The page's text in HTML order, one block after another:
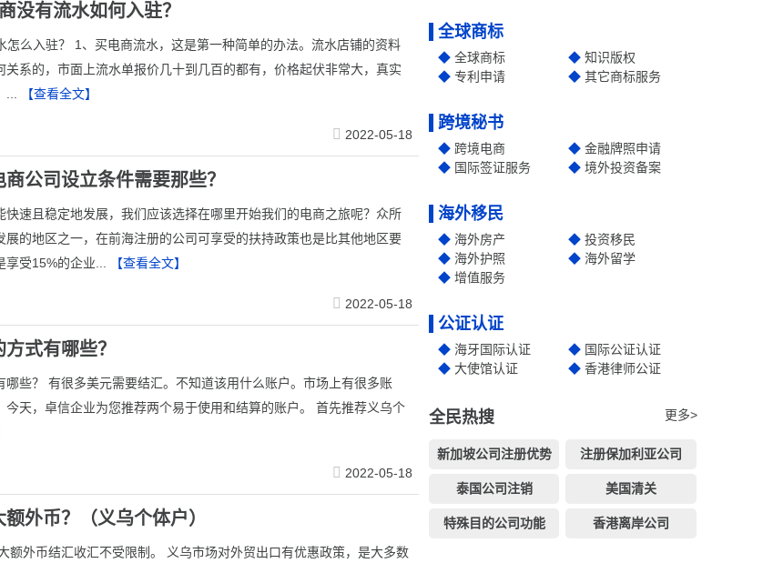
没有流水如何入驻？
怎么入驻？ 1、买电商流水，这是第一种简单的办法。流水店铺的资料
关系的，市面上流水单报价几十到几百的都有，价格起伏非常大，真实
...
【查看全文】
2022-05-18
公司设立条件需要那些？
快速且稳定地发展，我们应该选择在哪里开始我们的电商之旅呢？众所
展的地区之一，在前海注册的公司可享受的扶持政策也是比其他地区要
享受15%的企业...
【查看全文】
2022-05-18
式有哪些？
哪些？ 有很多美元需要结汇。不知道该用什么账户。市场上有很多账
今天，卓信企业为您推荐两个易于使用和结算的账户。 首先推荐义乌个
2022-05-18
外币？（义乌个体户）
额外币结汇收汇不受限制。 义乌市场对外贸出口有优惠政策，是大多数
全球商标
全球商标
知识版权
专利申请
其它商标服务
跨境秘书
跨境电商
金融牌照申请
国际签证服务
境外投资备案
海外移民
海外房产
投资移民
海外护照
海外留学
增值服务
公证认证
海牙国际认证
国际公证认证
大使馆认证
香港律师公证
全民热搜 更多>
新加坡公司注册优势 注册保加利亚公司
泰国公司注销 美国清关
特殊目的公司功能 香港离岸公司